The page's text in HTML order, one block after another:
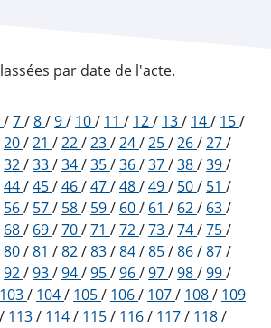
par date de l'acte.
/7/8/9/ 10/ 11 / 12/ 13/ 14/ 15/
20/21 /22/23/24/25/26/27/
32/33/34/35/36/37/38/39/
44/45/46/47/48/49/ 50/ 51 /
56/ 57/ 58/ 59/ 60/ 61 / 62/ 63/
68/ 69/70/71 /72/73/74/75/
80/81 /82/83/84/85/86/87/
92/93/94/95/96/97/98/99/
103/ 104/ 105/ 106/ 107/ 108/ 109
/ 113/ 114/ 115/ 116/ 117/ 118/